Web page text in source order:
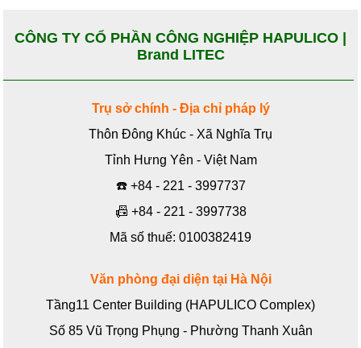
CÔNG TY CỔ PHẦN CÔNG NGHIỆP HAPULICO |
Brand LITEC
Trụ sở chính - Địa chỉ pháp lý
Thôn Đông Khúc - Xã Nghĩa Trụ
Tỉnh Hưng Yên - Việt Nam
☎️ +84 - 221 - 3997737
📠 +84 - 221 - 3997738
Mã số thuế: 0100382419
Văn phòng đại diện tại Hà Nội
Tầng11 Center Building (HAPULICO Complex)
Số 85 Vũ Trọng Phụng - Phường Thanh Xuân